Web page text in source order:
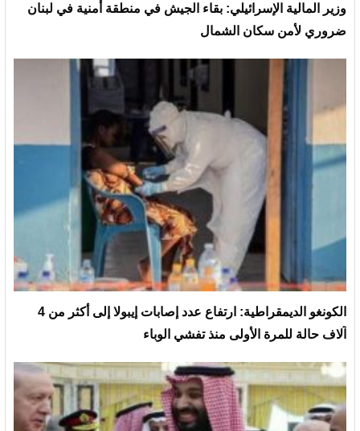
وزير المالية الإسرائيلي: بقاء الجيش في منطقة أمنية في لبنان
ضروري لأمن سكان الشمال
الكونغو الديمقراطية: ارتفاع عدد إصابات إيبولا إلى أكثر من 4
آلاف حالة للمرة الأولى منذ تفشي الوباء